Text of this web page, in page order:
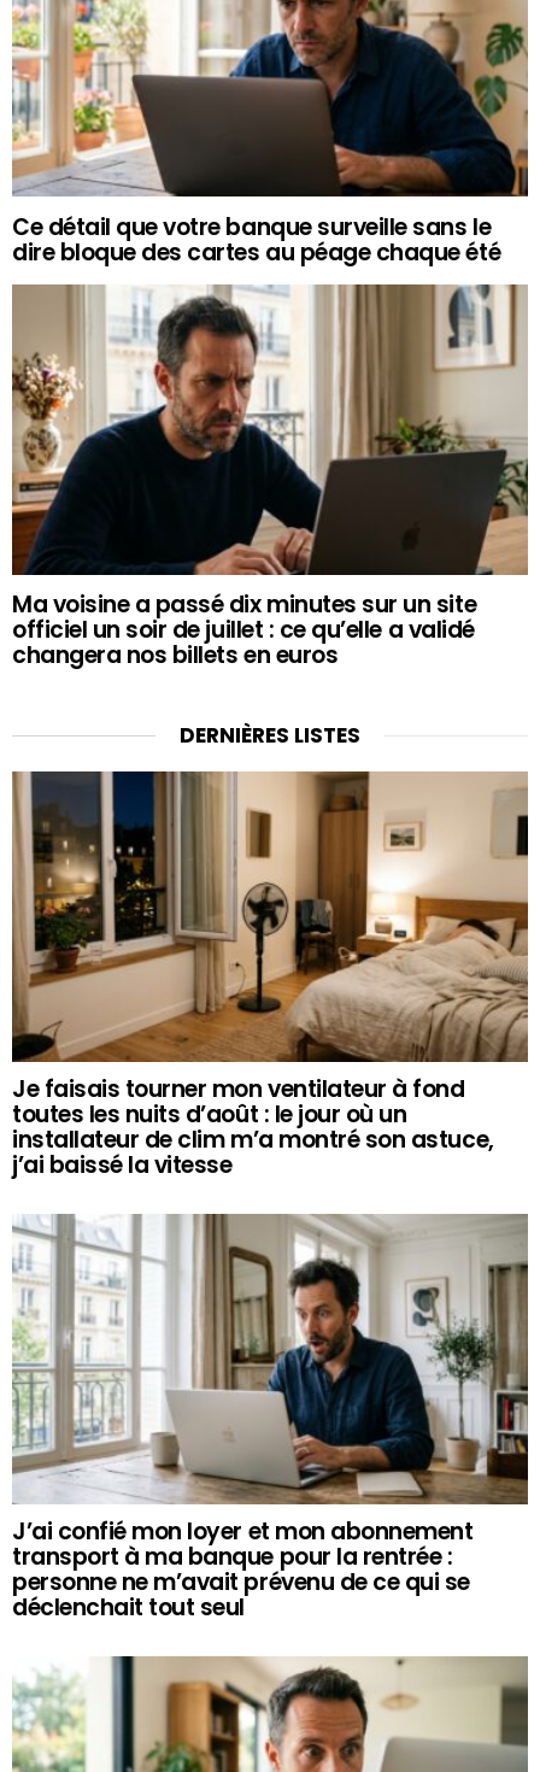
Ce détail que votre banque surveille sans le
dire bloque des cartes au péage chaque été
Ma voisine a passé dix minutes sur un site
officiel un soir de juillet : ce qu’elle a validé
changera nos billets en euros
DERNIÈRES LISTES
Je faisais tourner mon ventilateur à fond
toutes les nuits d’août : le jour où un
installateur de clim m’a montré son astuce,
j’ai baissé la vitesse
J’ai confié mon loyer et mon abonnement
transport à ma banque pour la rentrée :
personne ne m’avait prévenu de ce qui se
déclenchait tout seul